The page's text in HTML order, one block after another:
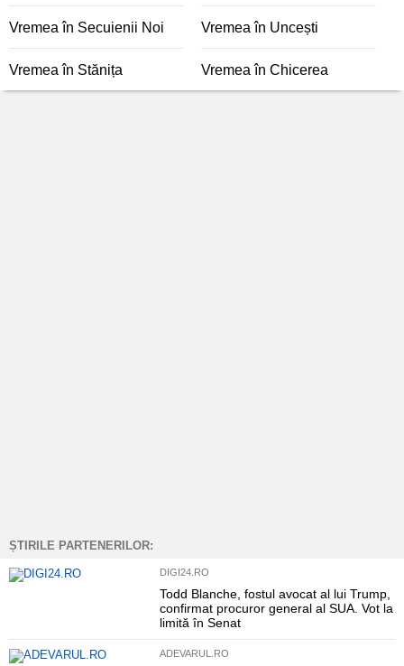
Vremea în Secuienii Noi Vremea în Uncești
Vremea în Stănița Vremea în Chicerea
ȘTIRILE PARTENERILOR:
DIGI24.RO
Todd Blanche, fostul avocat al lui Trump,
confirmat procuror general al SUA. Vot la
limită în Senat
ADEVARUL.RO